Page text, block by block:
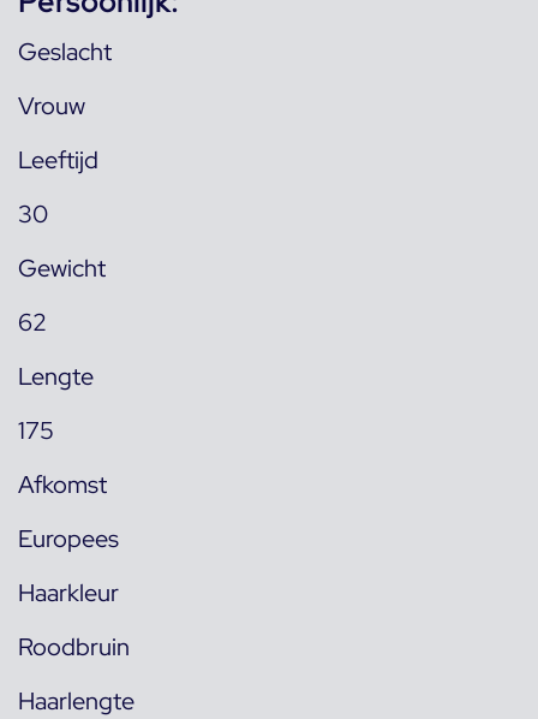
Geslacht
Vrouw
Leeftijd
30
Gewicht
62
Lengte
175
Afkomst
Europees
Haarkleur
Roodbruin
Haarlengte